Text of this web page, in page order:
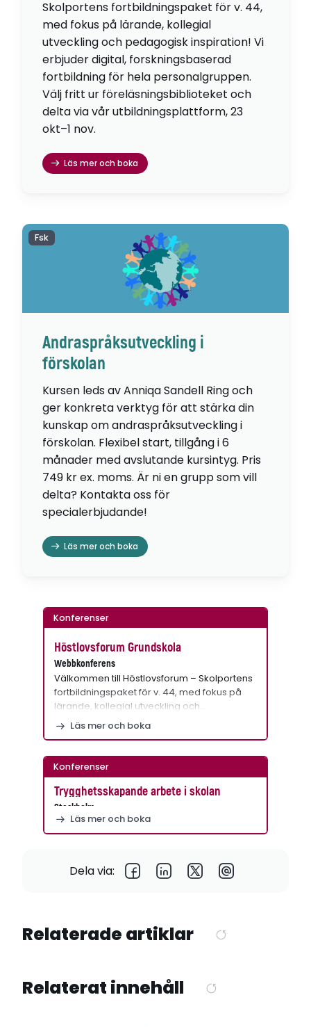
Skolportens fortbildningspaket för v. 44,
med fokus på lärande, kollegial
utveckling och pedagogisk inspiration! Vi
erbjuder digital, forskningsbaserad
fortbildning för hela personalgruppen.
Välj fritt ur föreläsningsbiblioteket och
delta via vår utbildningsplattform, 23
okt–1 nov.
Läs mer och boka
Andraspråksutveckling i
förskolan
Kursen leds av Anniqa Sandell Ring och
ger konkreta verktyg för att stärka din
kunskap om andraspråksutveckling i
förskolan. Flexibel start, tillgång i 6
månader med avslutande kursintyg. Pris
749 kr ex. moms. Är ni en grupp som vill
delta? Kontakta oss för
specialerbjudande!
Läs mer och boka
Fsk
Konferenser
Höstlovsforum Grundskola
Webbkonferens
Välkommen till Höstlovsforum – Skolportens
fortbildningspaket för v. 44, med fokus på
lärande, kollegial utveckling och…
Läs mer och boka
Konferenser
Trygghetsskapande arbete i skolan
Stockholm
Läs mer och boka
Dela via:
Relaterade artiklar
Relaterat innehåll